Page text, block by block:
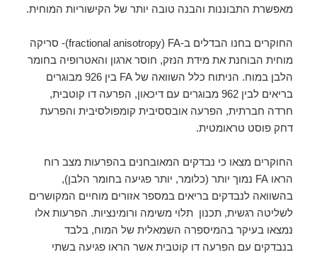
מאפשרת התבוננות והבנה טובה יותר של הקישוריות המוחית.
החוקרים בחנו הבדלים ב-
fractional anisotropy) FA)- סריקה
מוחית הבוחנת את מידת הנזק, חוסר ארגון והאטרופיה בחומר
הלבן במוח. הניתוח כלל השוואה של FA בין 926 מבוגרים
בריאים לבין 962 מבוגרים עם דיכאון, הפרעה דו קוטבית,
חרדה חברתית, הפרעה אובססיבית קומפולסיבית והפרעת
דחק פוסט טראומטית.
החוקרים מצאו כי נבדקים המאובחנים בהפרעות מצב רוח
הראו FA נמוך יותר (כלומר, יותר פגיעה בחומר הלבן),
בהשוואה לנבדקים בריאים במספר אזורים מוחיים המקושרים
לשליטה רגשית, תכנון תלוי משימה ורומינציות. הפרעות אלו
נמצאו בעיקר בהמיספרה השמאלית של המוח, בלבד
בנבדקים עם הפרעה דו קוטבית אשר הראו פגיעה בשתי